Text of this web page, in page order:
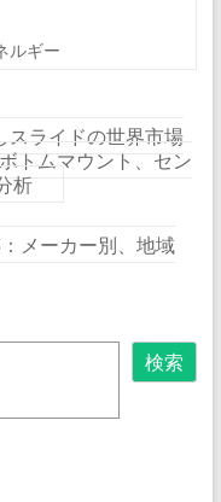
ルギー
スライドの世界市場
トムマウント、セン
析
メーカー別、地域
検索